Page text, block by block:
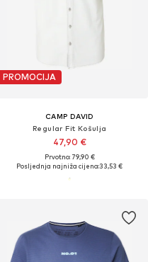
PROMOCIJA
CAMP DAVID
Regular Fit Košulja
47,90 €
Prvotno: 79,90 €
Posljednja najniža cijena:33,53 €